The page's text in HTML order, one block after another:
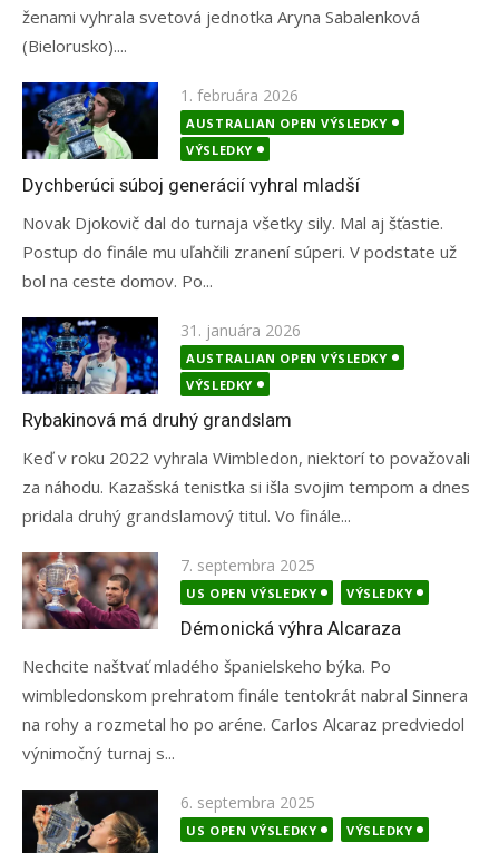
ženami vyhrala svetová jednotka Aryna Sabalenková
(Bielorusko)....
Posted
on
1. februára 2026
AUSTRALIAN OPEN VÝSLEDKY
VÝSLEDKY
Dychberúci súboj generácií vyhral mladší
Novak Djokovič dal do turnaja všetky sily. Mal aj šťastie.
Postup do finále mu uľahčili zranení súperi. V podstate už
bol na ceste domov. Po...
Posted
on
31. januára 2026
AUSTRALIAN OPEN VÝSLEDKY
VÝSLEDKY
Rybakinová má druhý grandslam
Keď v roku 2022 vyhrala Wimbledon, niektorí to považovali
za náhodu. Kazašská tenistka si išla svojim tempom a dnes
pridala druhý grandslamový titul. Vo finále...
Posted
on
7. septembra 2025
US OPEN VÝSLEDKY VÝSLEDKY
Démonická výhra Alcaraza
Nechcite naštvať mladého španielskeho býka. Po
wimbledonskom prehratom finále tentokrát nabral Sinnera
na rohy a rozmetal ho po aréne. Carlos Alcaraz predviedol
výnimočný turnaj s...
Posted
on
6. septembra 2025
US OPEN VÝSLEDKY VÝSLEDKY